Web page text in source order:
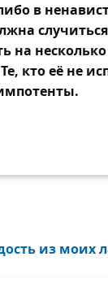
в
на
кто её не
из моих